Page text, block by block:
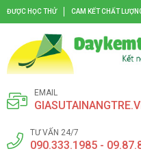
ĐƯỢC HỌC THỬ CAM KẾT CHẤT
EMAIL
TƯ VẤN 24/7
090.333.1985 -